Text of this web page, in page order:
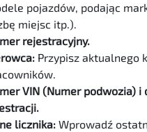
pojazdów, podając
miejsc itp.).
rejestracyjny.
Przypisz aktualnego
VIN (Numer podwozia)
licznika: Wprowadź